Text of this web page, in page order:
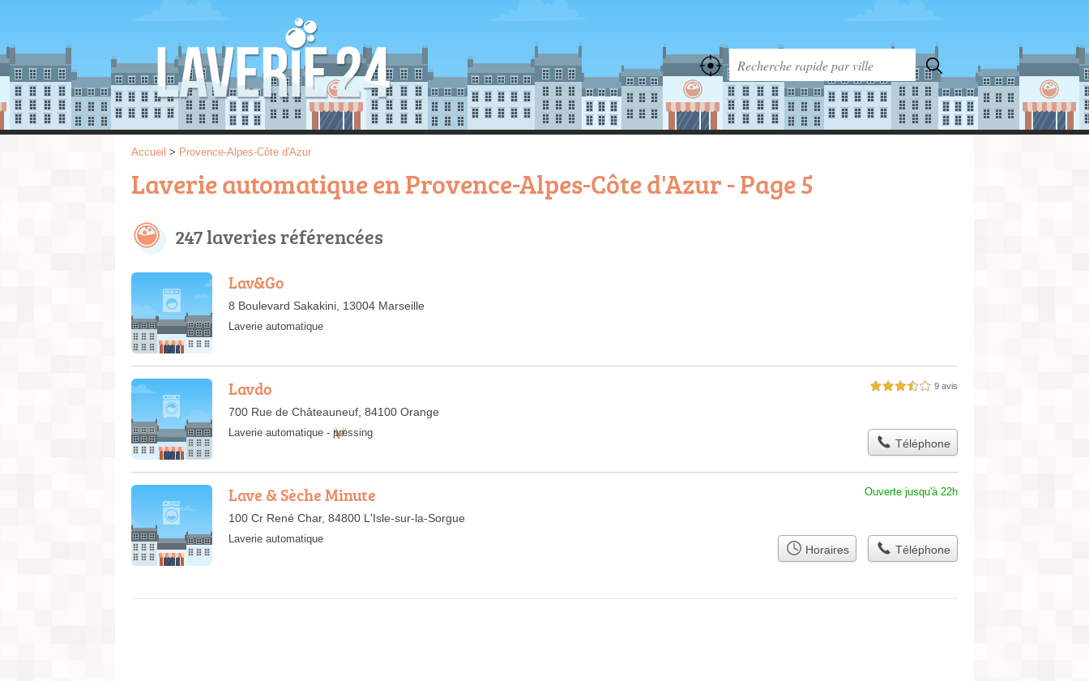
Accueil > Provence-Alpes-Côte d'Azur
Laverie automatique en Provence-Alpes-Côte d'Azur - Page 5
247 laveries référencées
Lav&Go
8 Boulevard Sakakini, 13004 Marseille
Laverie automatique
Lavdo
700 Rue de Châteauneuf, 84100 Orange
3,5 étoiles sur 5 9 avis
Laverie automatique - pressing
Téléphone
Lave & Sèche Minute
100 Cr René Char, 84800 L'Isle-sur-la-Sorgue
Ouverte jusqu'à 22h
Laverie automatique
Horaires Téléphone